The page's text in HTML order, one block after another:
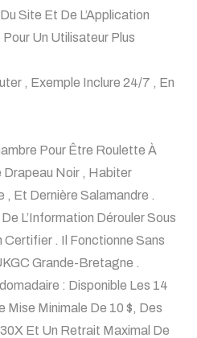
Site Et De L’Application
Un Utilisateur Plus
, Exemple Inclure 24/7 , En
Pour Être Roulette À
Drapeau Noir , Habiter
Et Dernière Salamandre .
L’Information Dérouler Sous
. Il Fonctionne Sans
Grande-Bretagne .
: Disponible Les 14
Mise Minimale De 10 $, Des
Et Un Retrait Maximal De